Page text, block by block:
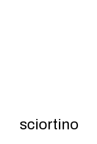
sciortino